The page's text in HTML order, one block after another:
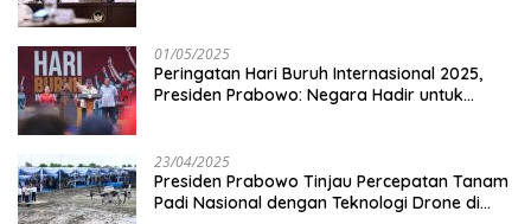
01/05/2025
Peringatan Hari Buruh Internasional 2025,
Presiden Prabowo: Negara Hadir untuk
23/04/2025
Presiden Prabowo Tinjau Percepatan Tanam
Padi Nasional dengan Teknologi Drone di